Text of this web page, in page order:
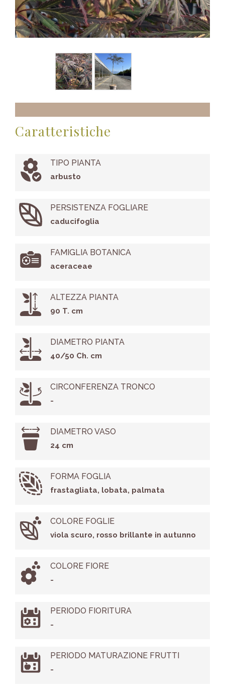
Caratteristiche
TIPO PIANTA
arbusto
PERSISTENZA FOGLIARE
caducifoglia
FAMIGLIA BOTANICA
aceraceae
ALTEZZA PIANTA
90 T. cm
DIAMETRO PIANTA
40/50 Ch. cm
CIRCONFERENZA TRONCO
-
DIAMETRO VASO
24 cm
FORMA FOGLIA
frastagliata, lobata, palmata
COLORE FOGLIE
viola scuro, rosso brillante in autunno
COLORE FIORE
-
PERIODO FIORITURA
-
PERIODO MATURAZIONE FRUTTI
-